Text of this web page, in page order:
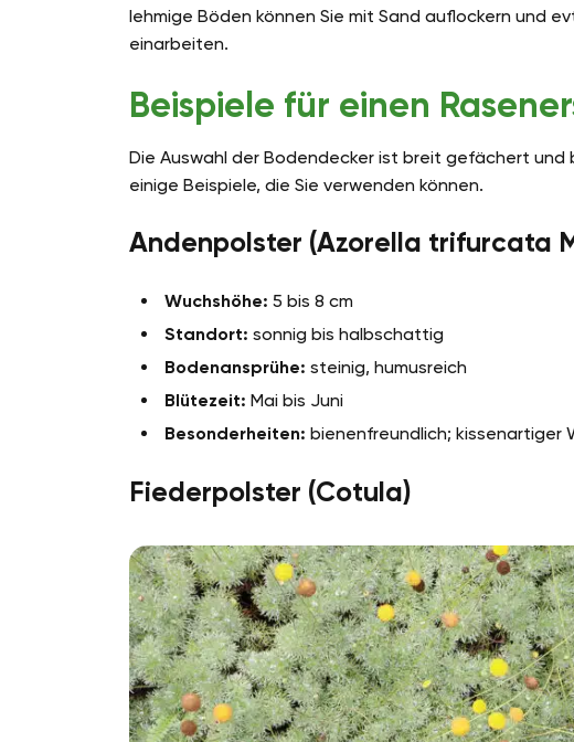
lehmige Böden können Sie mit Sand auflockern und
einarbeiten.
Beispiele für einen
Die Auswahl der Bodendecker ist breit gefächert
einige Beispiele, die Sie verwenden können.
Andenpolster (Azorella trifurcata
Wuchshöhe: 5 bis 8 cm
Standort: sonnig bis halbschattig
Bodenansprühe: steinig, humusreich
Blütezeit: Mai bis Juni
Besonderheiten: bienenfreundlich; kissenartiger
Fiederpolster (Cotula)